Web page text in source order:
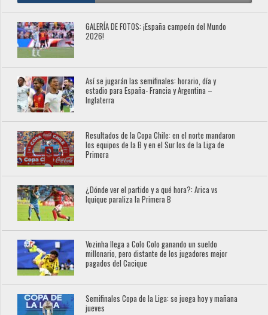
GALERÍA DE FOTOS: ¡España campeón del Mundo
2026!
Así se jugarán las semifinales: horario, día y
estadio para España- Francia y Argentina –
Inglaterra
Resultados de la Copa Chile: en el norte mandaron
los equipos de la B y en el Sur los de la Liga de
Primera
¿Dónde ver el partido y a qué hora?: Arica vs
Iquique paraliza la Primera B
Vozinha llega a Colo Colo ganando un sueldo
millonario, pero distante de los jugadores mejor
pagados del Cacique
Semifinales Copa de la Liga: se juega hoy y mañana
jueves